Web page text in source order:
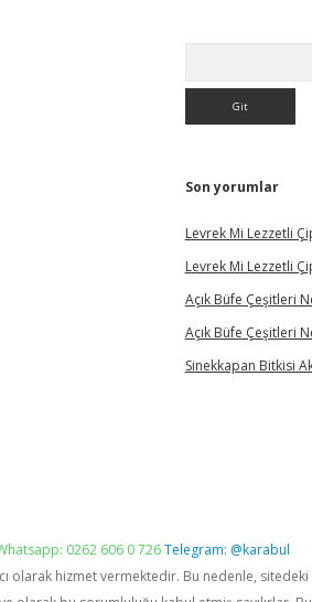
Son yorumlar
Levrek Mi Lezzetli
Levrek Mi Lezzetli
Açık Büfe Çeşitleri
Açık Büfe Çeşitleri
Sinekkapan Bitkisi
0262 606 0 726Telegram: @karabul
olarak hizmet vermektedir. Bu nedenle,